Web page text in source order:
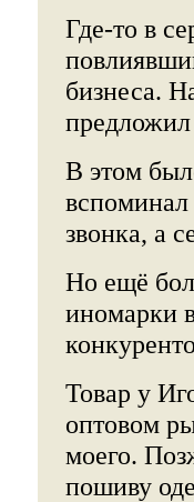
Где-то в
бизнеса.
предложил
В этом
звонка, а
Но ещё
иномарки
Товар у
оптовом
моего.
пошиву